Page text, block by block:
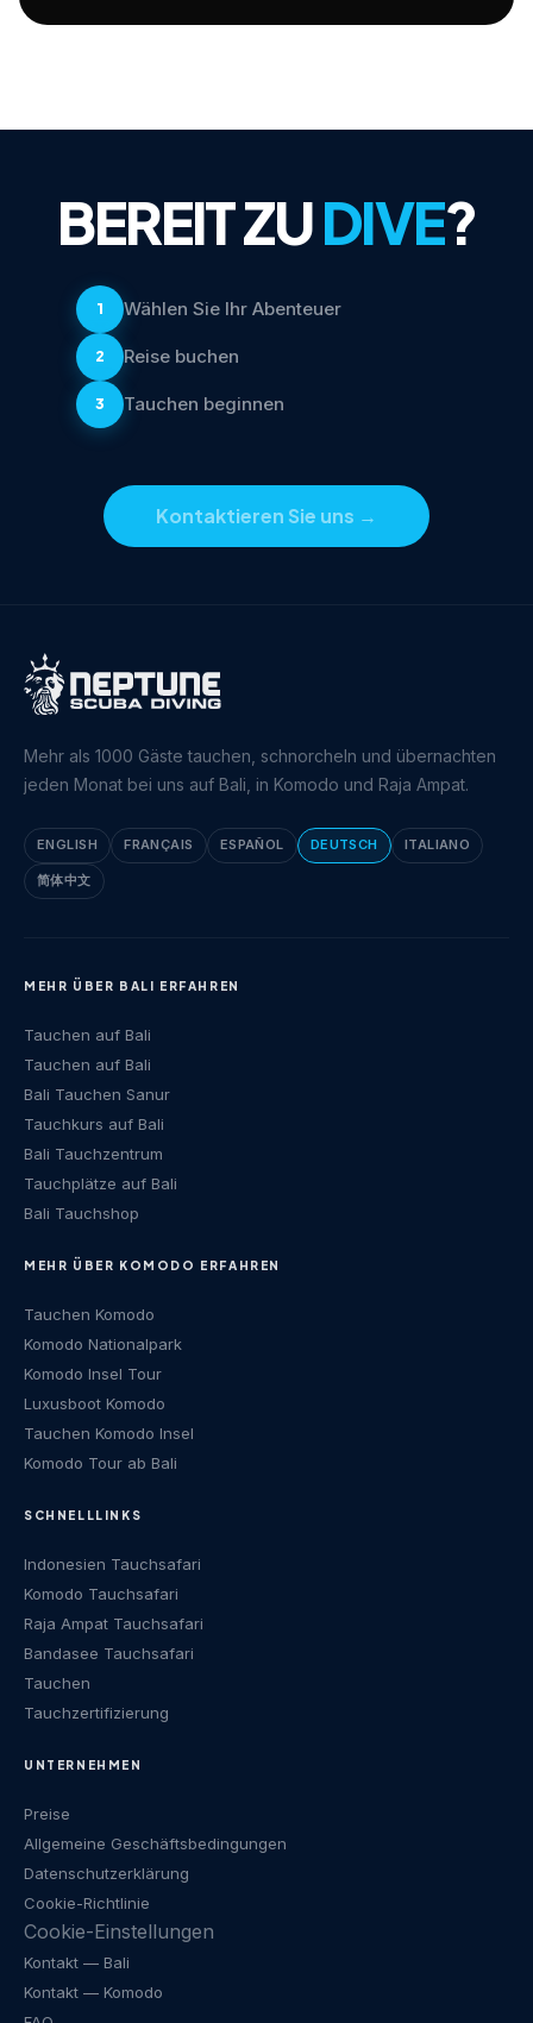
BEREIT ZUDIVE?
1 Wählen Sie Ihr Abenteuer
2 Reise buchen
3 Tauchen beginnen
Kontaktieren Sie uns →
Mehr als 1000 Gäste tauchen, schnorcheln und übernachten
jeden Monat bei uns auf Bali, in Komodo und Raja Ampat.
ENGLISH FRANÇAIS ESPAÑOL DEUTSCH ITALIANO
简体中文
MEHR ÜBER BALI ERFAHREN
Tauchen auf Bali
Tauchen auf Bali
Bali Tauchen Sanur
Tauchkurs auf Bali
Bali Tauchzentrum
Tauchplätze auf Bali
Bali Tauchshop
MEHR ÜBER KOMODO ERFAHREN
Tauchen Komodo
Komodo Nationalpark
Komodo Insel Tour
Luxusboot Komodo
Tauchen Komodo Insel
Komodo Tour ab Bali
SCHNELLLINKS
Indonesien Tauchsafari
Komodo Tauchsafari
Raja Ampat Tauchsafari
Bandasee Tauchsafari
Tauchen
Tauchzertifizierung
UNTERNEHMEN
Preise
Allgemeine Geschäftsbedingungen
Datenschutzerklärung
Cookie-Richtlinie
Cookie-Einstellungen
Kontakt — Bali
Kontakt — Komodo